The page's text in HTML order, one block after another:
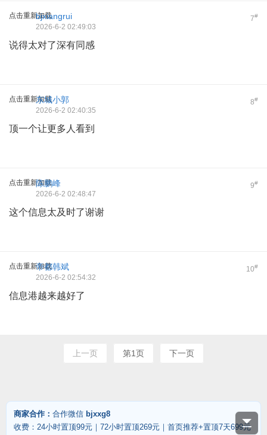
点击重新加载 7#
bjxiangrui
2026-6-2 02:49:03
说得太对了深有同感
点击重新加载 8#
东城小郭
2026-6-2 02:40:35
顶一个让更多人看到
点击重新加载 9#
陈鹏峰
2026-6-2 02:48:47
这个信息太及时了谢谢
点击重新加载 10#
帝都韩斌
2026-6-2 02:54:32
信息港越来越好了
上一页 第1页 下一页
商家合作： 合作微信 bjxxg8
收费：24小时置顶99元｜72小时置顶269元｜首页推荐+置顶7天699元